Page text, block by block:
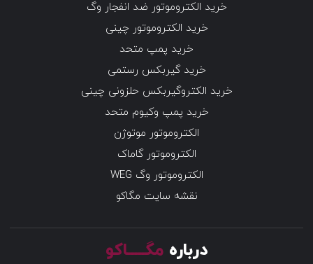
خرید الکتروموتور ضد انفجار وگ
خرید الکتروموتور چینی
خرید پمپ متحد
خرید گیربکس رستمی
خرید الکتروگیربکس حلزونی چینی
خرید پمپ وکیوم متحد
الکتروموتور موتوژن
الکتروموتور گاماک
الکتروموتور وگ WEG
نقشه سایت مگاکو
درباره مگـــــاکو